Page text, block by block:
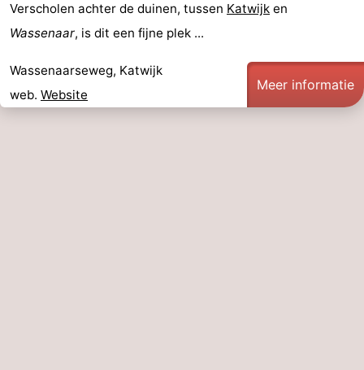
Verscholen achter de duinen, tussen Katwijk en
Wassenaar, is dit een fijne plek ...
Wassenaarseweg, Katwijk
web. Website
Meer informatie